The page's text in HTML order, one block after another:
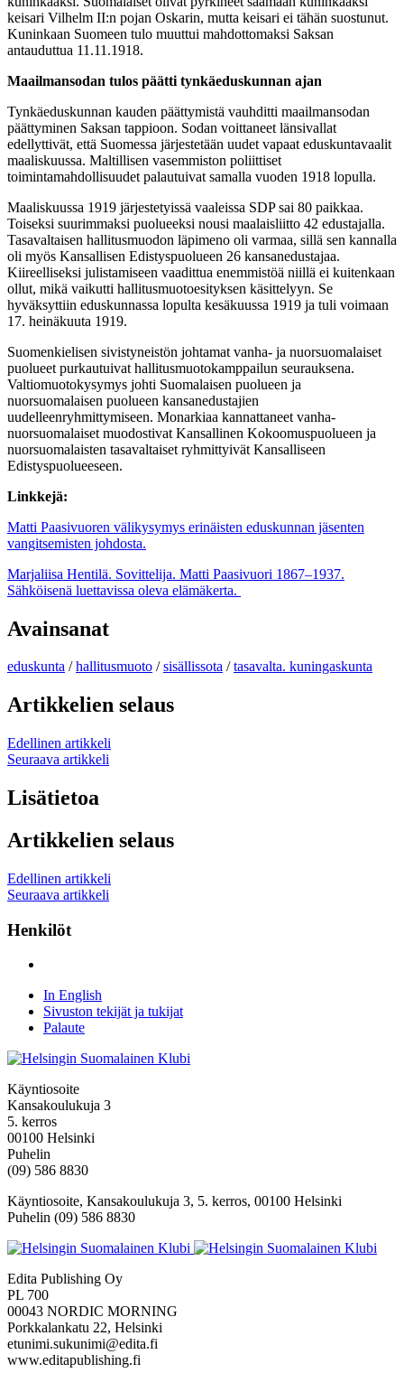
keisari Vilhelm II:n pojan Oskarin, mutta keisari ei tähän suostunut.
Kuninkaan Suomeen tulo muuttui mahdottomaksi Saksan
antauduttua 11.11.1918.
Maailmansodan tulos päätti tynkäeduskunnan ajan
Tynkäeduskunnan kauden päättymistä vauhditti maailmansodan
päättyminen Saksan tappioon. Sodan voittaneet länsivallat
edellyttivät, että Suomessa järjestetään uudet vapaat eduskuntavaalit
maaliskuussa. Maltillisen vasemmiston poliittiset
toimintamahdollisuudet palautuivat samalla vuoden 1918 lopulla.
Maaliskuussa 1919 järjestetyissä vaaleissa SDP sai 80 paikkaa.
Toiseksi suurimmaksi puolueeksi nousi maalaisliitto 42 edustajalla.
Tasavaltaisen hallitusmuodon läpimeno oli varmaa, sillä sen kannalla
oli myös Kansallisen Edistyspuolueen 26 kansanedustajaa.
Kiireelliseksi julistamiseen vaadittua enemmistöä niillä ei kuitenkaan
ollut, mikä vaikutti hallitusmuotoesityksen käsittelyyn. Se
hyväksyttiin eduskunnassa lopulta kesäkuussa 1919 ja tuli voimaan
17. heinäkuuta 1919.
Suomenkielisen sivistyneistön johtamat vanha- ja nuorsuomalaiset
puolueet purkautuivat hallitusmuotokamppailun seurauksena.
Valtiomuotokysymys johti Suomalaisen puolueen ja
nuorsuomalaisen puolueen kansanedustajien
uudelleenryhmittymiseen. Monarkiaa kannattaneet vanha-
nuorsuomalaiset muodostivat Kansallinen Kokoomuspuolueen ja
nuorsuomalaisten tasavaltaiset ryhmittyivät Kansalliseen
Edistyspuolueeseen.
Linkkejä:
Matti Paasivuoren välikysymys erinäisten eduskunnan jäsenten
vangitsemisten johdosta.
Marjaliisa Hentilä. Sovittelija. Matti Paasivuori 1867–1937.
Sähköisenä luettavissa oleva elämäkerta.
Avainsanat
eduskunta /hallitusmuoto /sisällissota /tasavalta. kuningaskunta
Artikkelien selaus
Edellinen artikkeli
Seuraava artikkeli
Lisätietoa
Artikkelien selaus
Edellinen artikkeli
Seuraava artikkeli
Henkilöt
In English
Sivuston tekijät ja tukijat
Palaute
Käyntiosoite
Kansakoulukuja 3
5. kerros
00100 Helsinki
Puhelin
(09) 586 8830
Käyntiosoite, Kansakoulukuja 3, 5. kerros, 00100 Helsinki
Puhelin (09) 586 8830
Edita Publishing Oy
PL 700
00043 NORDIC MORNING
Porkkalankatu 22, Helsinki
etunimi.sukunimi@edita.fi
www.editapublishing.fi